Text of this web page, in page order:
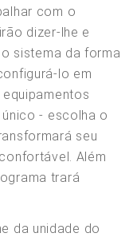
com o
dizer-lhe e
sistema da forma
lo em
- escolha o
seu
Além
trará
da unidade do